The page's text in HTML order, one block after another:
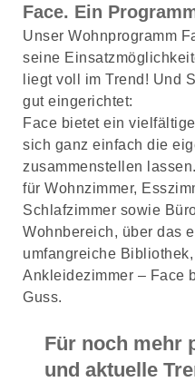
Face. Ein
Unser Wohnprogramm
seine
liegt voll im Trend! Und
gut eingerichtet:
Face bietet ein
sich ganz einfach die
zusammenstellen
für Wohnzimmer,
Schlafzimmer sowie
Wohnbereich, über das
umfangreiche
Ankleidezimmer – Face
Guss.
Für noch mehr
und aktuelle